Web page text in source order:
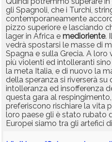
gli Spagnoli, che i Turchi,
contemporaneamente
pizzo superiore e lasciando
lager in Africa e medioriente.
vedrà spostarsi le masse di
Spagna e sulla Grecia. A
più violenti ed intolleranti
la meta Italia, e di nuovo la
della speranza si riverserà su
intolleranza ed insofferenza
questa gara al
preferiscono rischiare la vita
loro paese gli è stato rubato
Europei siamo tra gli artefici